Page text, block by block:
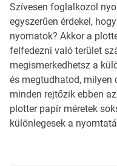
Szívesen foglalkozol
egyszerűen érdekel,
nyomatok? Akkor a
felfedezni való terület
megismerkedhetsz a
és megtudhatod, milyen
minden rejtőzik ebben
plotter papír méretek
különlegesek a